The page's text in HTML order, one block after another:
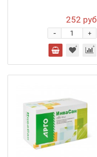
252 руб
+
-